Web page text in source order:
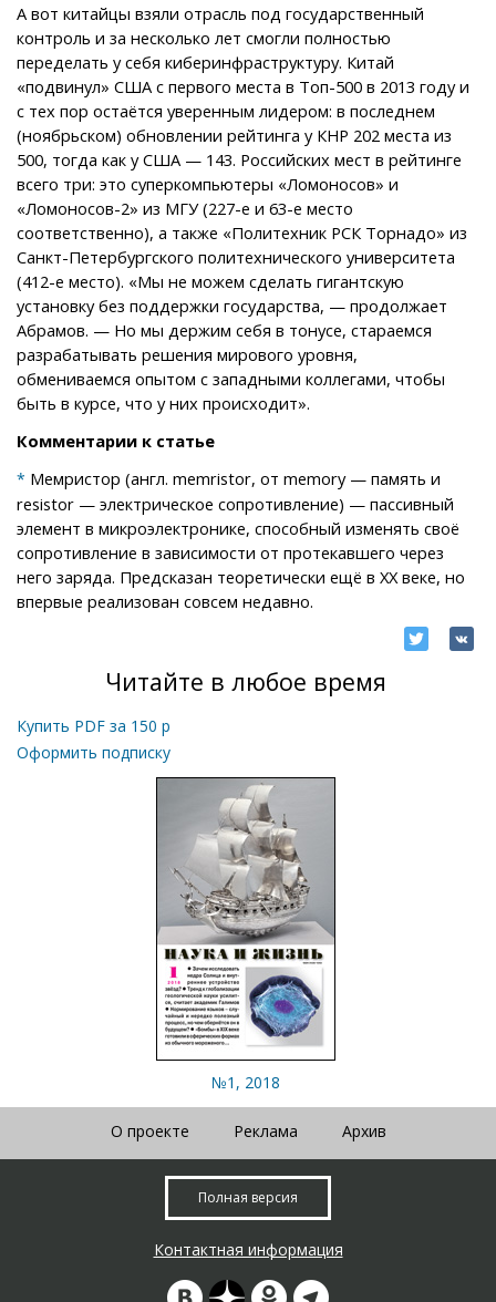
А вот китайцы взяли отрасль под государственный
контроль и за несколько лет смогли полностью
переделать у себя киберинфраструктуру. Китай
«подвинул» США с первого места в Топ-500 в 2013 году и
с тех пор остаётся уверенным лидером: в последнем
(ноябрьском) обновлении рейтинга у КНР 202 места из
500, тогда как у США — 143. Российских мест в рейтинге
всего три: это суперкомпьютеры «Ломоносов» и
«Ломоносов-2» из МГУ (227-е и 63-е место
соответственно), а также «Политехник РСК Торнадо» из
Санкт-Петербургского политехнического университета
(412-е место). «Мы не можем сделать гигантскую
установку без поддержки государства, — продолжает
Абрамов. — Но мы держим себя в тонусе, стараемся
разрабатывать решения мирового уровня,
обмениваемся опытом с западными коллегами, чтобы
быть в курсе, что у них происходит».
Комментарии к статье
* Мемристор (англ. memristor, от memory — память и
resistor — электрическое сопротивление) — пассивный
элемент в микроэлектронике, способный изменять своё
сопротивление в зависимости от протекавшего через
него заряда. Предсказан теоретически ещё в XX веке, но
впервые реализован совсем недавно.
Читайте в любое время
Купить PDF за 150 р
Оформить подписку
№1, 2018
О проекте Реклама Архив
Полная версия
Контактная информация